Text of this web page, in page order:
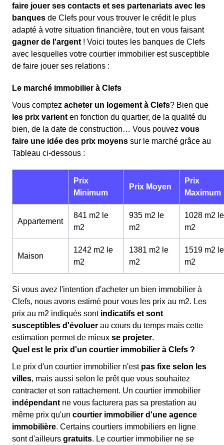
faire jouer ses contacts et ses partenariats avec les
banques de Clefs pour vous trouver le crédit le plus
adapté à votre situation financière, tout en vous faisant
gagner de l'argent ! Voici toutes les banques de Clefs
avec lesquelles votre courtier immobilier est susceptible
de faire jouer ses relations :
Le marché immobilier à Clefs
Vous comptez acheter un logement à Clefs? Bien que
les prix varient en fonction du quartier, de la qualité du
bien, de la date de construction… Vous pouvez vous
faire une idée des prix moyens sur le marché grâce au
Tableau ci-dessous :
Prix
Minimum
Prix Moyen
Prix
Maximum
Appartement
841 m2 le
m2
935 m2 le
m2
1028 m2 le
m2
Maison
1242 m2 le
m2
1381 m2 le
m2
1519 m2 le
m2
Si vous avez l'intention d'acheter un bien immobilier à
Clefs, nous avons estimé pour vous les prix au m2. Les
prix au m2 indiqués sont indicatifs et sont
susceptibles d'évoluer au cours du temps mais cette
estimation permet de mieux se projeter.
Quel est le prix d'un courtier immobilier à Clefs ?
Le prix d'un courtier immobilier n'est pas fixe selon les
villes, mais aussi selon le prêt que vous souhaitez
contracter et son rattachement. Un courtier immobilier
indépendant ne vous facturera pas sa prestation au
même prix qu'un courtier immobilier d'une agence
immobilière. Certains courtiers immobiliers en ligne
sont d'ailleurs gratuits. Le courtier immobilier ne se